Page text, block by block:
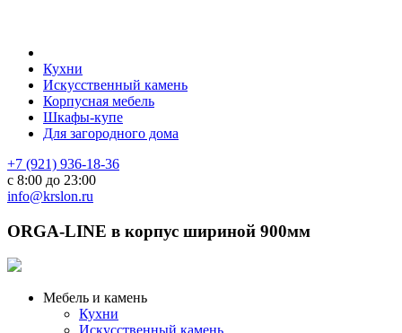
Кухни
Искусственный камень
Корпусная мебель
Шкафы-купе
Для загородного дома
+7 (921) 936-18-36
с 8:00 до 23:00
info@krslon.ru
ORGA-LINE в корпус шириной 900мм
Мебель и камень
Кухни